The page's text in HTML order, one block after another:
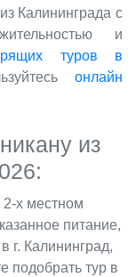
Калининграда с
и
туров в
онлайн
из
2-х местном
питание,
г. Калининград,
подобрать тур в